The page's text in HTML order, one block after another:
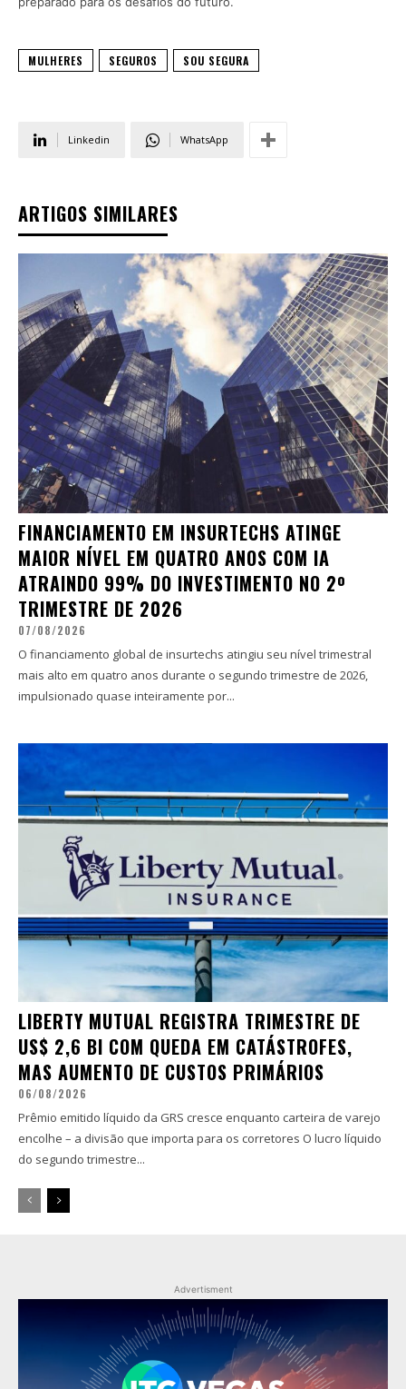
MULHERES SEGUROS SOU SEGURA
Linkedin WhatsApp
ARTIGOS SIMILARES
FINANCIAMENTO EM INSURTECHS ATINGE
MAIOR NÍVEL EM QUATRO ANOS COM IA
ATRAINDO 99% DO INVESTIMENTO NO 2º
TRIMESTRE DE 2026
07/08/2026
O financiamento global de insurtechs atingiu seu nível trimestral
mais alto em quatro anos durante o segundo trimestre de 2026,
impulsionado quase inteiramente por...
LIBERTY MUTUAL REGISTRA TRIMESTRE DE
US$ 2,6 BI COM QUEDA EM CATÁSTROFES,
MAS AUMENTO DE CUSTOS PRIMÁRIOS
06/08/2026
Prêmio emitido líquido da GRS cresce enquanto carteira de varejo
encolhe – a divisão que importa para os corretores O lucro líquido
do segundo trimestre...
Advertisment